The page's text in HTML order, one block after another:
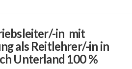
in mit
als Reitlehrer/-in in
Unterland 100 %